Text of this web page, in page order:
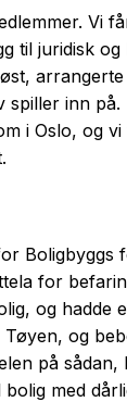
Vi
til juridisk
spiller inn på.
i Oslo, og
Boligbyggs
for
og hadde
og
på
med